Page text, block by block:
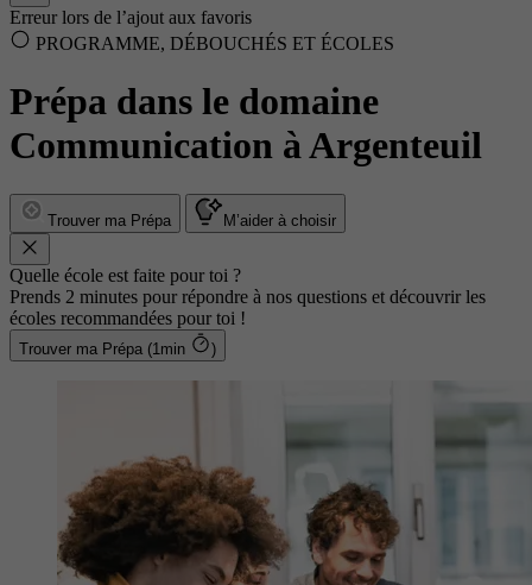
Erreur lors de l’ajout aux favoris
PROGRAMME, DÉBOUCHÉS ET ÉCOLES
Prépa dans le domaine
Communication à Argenteuil
Trouver ma Prépa M’aider à choisir
Quelle école est faite pour toi ?
Prends 2 minutes pour répondre à nos questions et découvrir les
écoles recommandées pour toi !
Trouver ma Prépa (1min )